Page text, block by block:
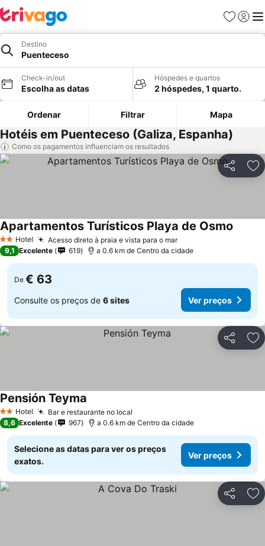
Favoritos
Iniciar
Destino
Puenteceso
Check-in/out
Escolha as datas
Hóspedes e quartos
2 hóspedes, 1 quarto.
Ordenar Filtrar Mapa
Hotéis em Puenteceso (Galiza, Espanha)
Como os pagamentos influenciam os resultados
Partilhar
2 Estrelas
Hotel Acesso direto à praia e vista para o mar
Apartamentos Turísticos Playa de Osmo
9,1 Excelente 619 a 0.6 km de Centro da cidade
De € 63
Consulte os preços de 6 sites Ver preços
Partilhar
2 Estrelas
Hotel Bar e restaurante no local
Pensión Teyma
8,6 Excelente 967 a 0.6 km de Centro da cidade
Selecione as datas para ver os preços
exatos.
Ver preços
Partilhar